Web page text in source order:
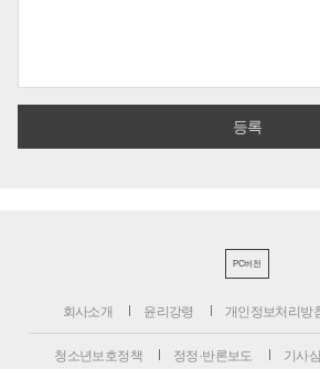
PC버전
회사소개 윤리강령 개인정보처리방
청소년보호정책 정정·반론보도 기사